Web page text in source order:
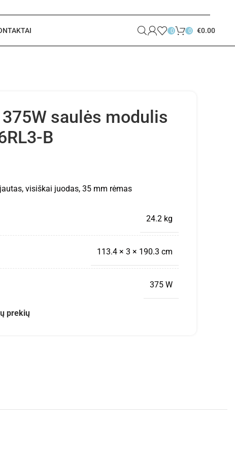
0 0 €0.00
saulės modulis
B
visiškai juodas, 35 mm rėmas
24.2 kg
113.4 × 3 × 190.3 cm
375 W
prekių